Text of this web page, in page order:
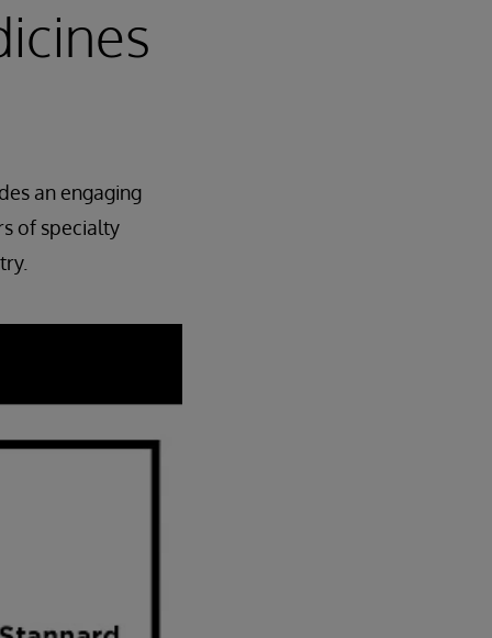
an engaging
of specialty